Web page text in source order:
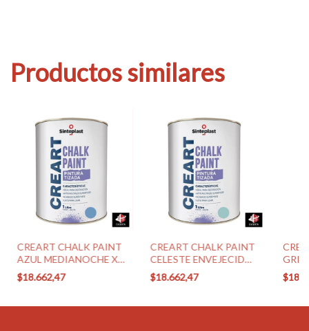
Productos similares
CREART CHALK PAINT
AZUL MEDIANOCHE X 1
LT (SINTEPLAST)
$18.662,47
CREART CHALK PAINT
CELESTE ENVEJECIDO
X 1 LT (SINTEPLAST)
$18.662,47
GRIS